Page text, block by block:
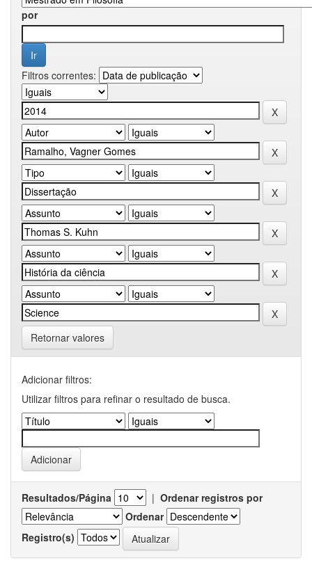
por
Filtros correntes:
Retornar valores
Adicionar filtros:
Utilizar filtros para refinar o resultado de busca.
Resultados/Página | Ordenar registros por
Ordenar
Registro(s)